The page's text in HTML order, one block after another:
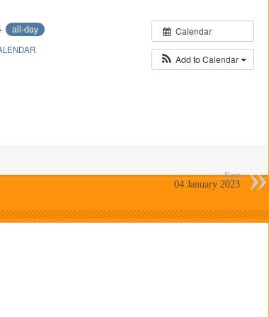
बैठक
उपक्रम
शिबिरास पनवेलमध्ये उत्स्फूर्त प्रतिसाद
Calendar
Add to Calendar
all-day
Next
04 January 2023